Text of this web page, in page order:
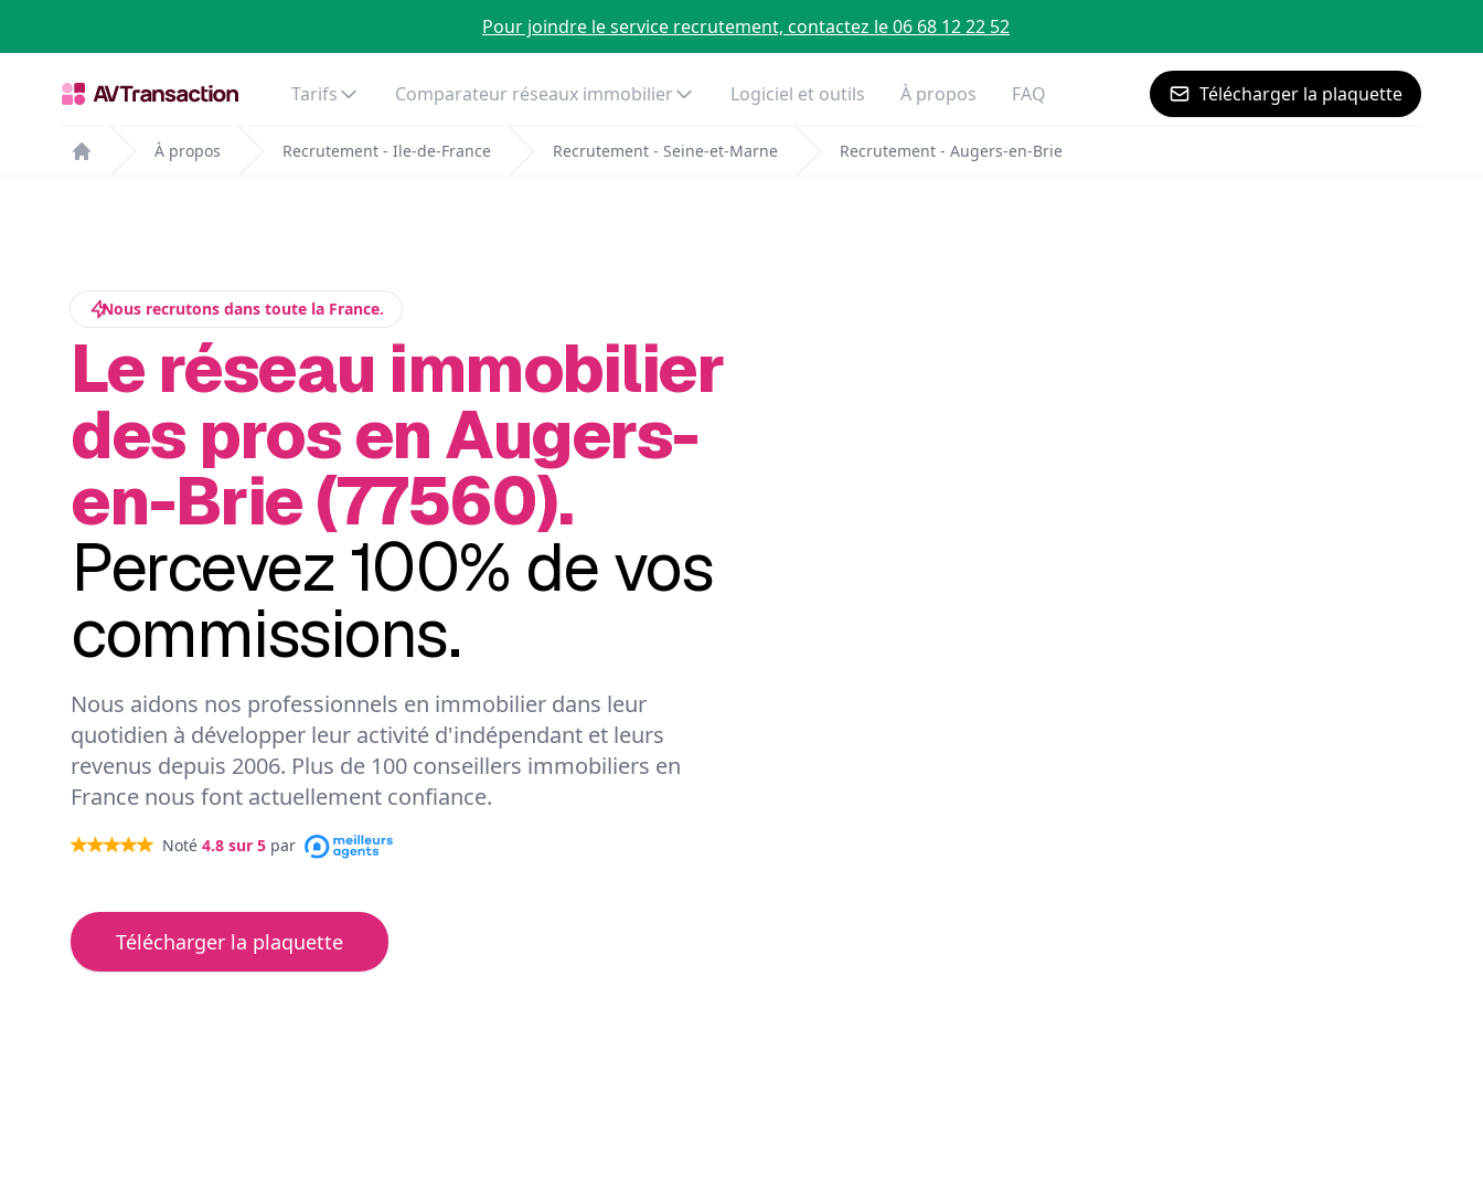
Pour joindre le service recrutement, contactez le 06 68 12 22 52
Tarifs Comparateur réseaux immobilier Logiciel et outils À propos FAQ Télécharger la plaquette
Home
À propos Recrutement - Ile-de-France Recrutement - Seine-et-Marne Recrutement - Augers-en-Brie
Nous recrutons dans toute la France.
Le réseau immobilier
des pros en Augers-
en-Brie (77560).
Percevez 100% de vos
commissions.
Nous aidons nos professionnels en immobilier dans leur
quotidien à développer leur activité d'indépendant et leurs
revenus depuis 2006. Plus de 100 conseillers immobiliers en
France nous font actuellement confiance.
Noté 4.8 sur 5 par
Télécharger la plaquette